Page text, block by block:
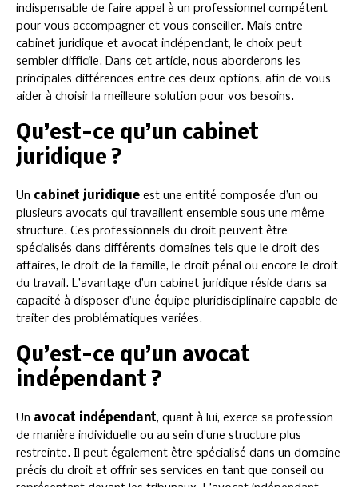
indispensable de faire appel à un professionnel compétent
pour vous accompagner et vous conseiller. Mais entre
cabinet juridique et avocat indépendant, le choix peut
sembler difficile. Dans cet article, nous aborderons les
principales différences entre ces deux options, afin de vous
aider à choisir la meilleure solution pour vos besoins.
Qu’est-ce qu’un cabinet
juridique ?
Un cabinet juridique est une entité composée d’un ou
plusieurs avocats qui travaillent ensemble sous une même
structure. Ces professionnels du droit peuvent être
spécialisés dans différents domaines tels que le droit des
affaires, le droit de la famille, le droit pénal ou encore le droit
du travail. L’avantage d’un cabinet juridique réside dans sa
capacité à disposer d’une équipe pluridisciplinaire capable de
traiter des problématiques variées.
Qu’est-ce qu’un avocat
indépendant ?
Un avocat indépendant, quant à lui, exerce sa profession
de manière individuelle ou au sein d’une structure plus
restreinte. Il peut également être spécialisé dans un domaine
précis du droit et offrir ses services en tant que conseil ou